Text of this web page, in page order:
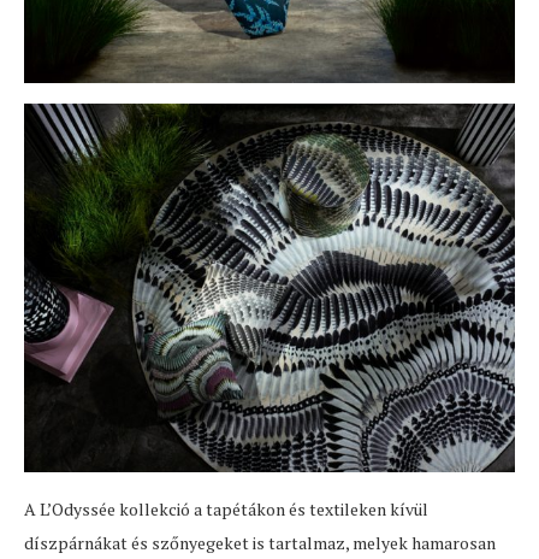
A L’Odyssée kollekció a tapétákon és textileken kívül
díszpárnákat és szőnyegeket is tartalmaz, melyek hamarosan